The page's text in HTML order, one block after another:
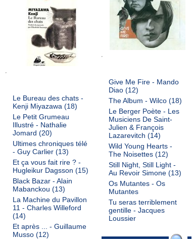
Give Me Fire - Mando
Diao(12)
The Album - Wilco(18)
Le Berger Poète - Les
Musiciens De Saint-
Julien & François
Lazarevitch (14)
Wild Young Hearts -
The Noisettes(12)
Still Night, Still Light -
Au Revoir Simone(13)
Os Mutantes - Os
Mutantes
Tu seras terriblement
gentille - Jacques
Loussier
Le Bureau des chats -
Kenji Miyazawa(18)
Le Petit Grumeau
Illustré - Nathalie
Jomard (20)
Ultimes chroniques télé
- Guy Carlier(13)
Et ça vous fait rire ? -
Hugleikur Dagsson (15)
Black Bazar - Alain
Mabanckou (13)
La Machine du Pavillon
11 - Charles Willeford
(14)
Et après ... - Guillaume
Musso(12)